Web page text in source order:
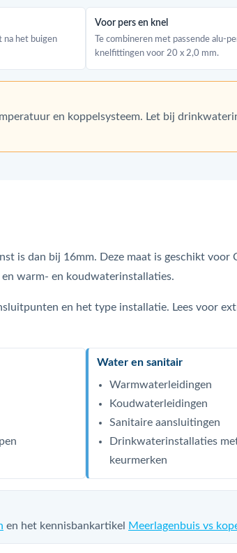
na het buigen
Voor pers en knel
Te combineren met passende alu-
knelfittingen voor 20 x 2,0 mm.
en koppelsysteem. Let bij
is dan bij 16mm. Deze maat is geschikt voor
warm- en koudwaterinstallaties.
en het type installatie. Lees voor
Water en sanitair
Warmwaterleidingen
Koudwaterleidingen
Sanitaire aansluitingen
Drinkwaterinstallaties
keurmerken
en het kennisbankartikel Meerlagenbuis vs